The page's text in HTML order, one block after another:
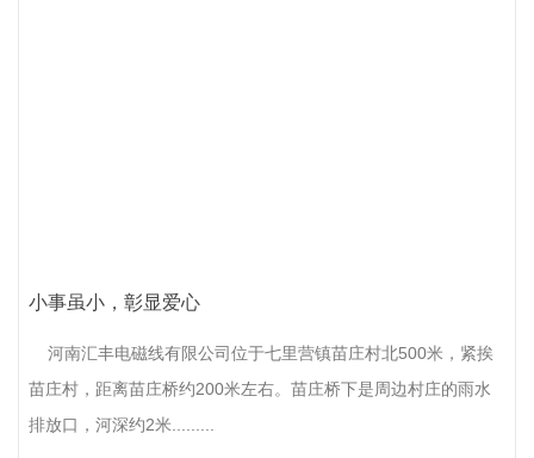
小事虽小，彰显爱心
河南汇丰电磁线有限公司位于七里营镇苗庄村北500米，紧挨
苗庄村，距离苗庄桥约200米左右。苗庄桥下是周边村庄的雨水
排放口，河深约2米.........